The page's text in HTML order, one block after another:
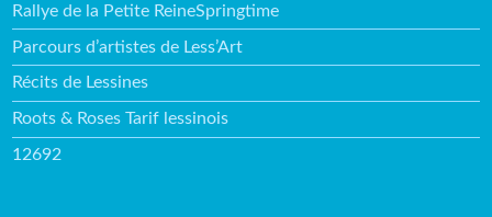
Rallye de la Petite ReineSpringtime
Parcours d’artistes de Less’Art
Récits de Lessines
Roots & Roses Tarif lessinois
12692